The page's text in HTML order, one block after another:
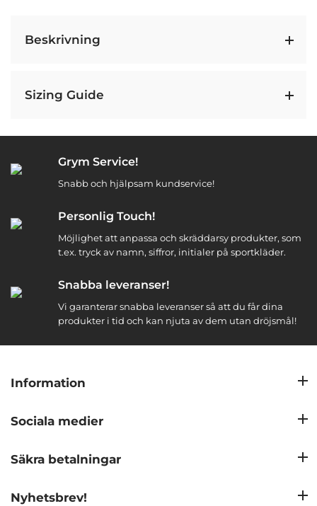
Beskrivning
Sizing Guide
Grym Service!
Snabb och hjälpsam kundservice!
Personlig Touch!
Möjlighet att anpassa och skräddarsy produkter, som
t.ex. tryck av namn, siffror, initialer på sportkläder.
Snabba leveranser!
Vi garanterar snabba leveranser så att du får dina
produkter i tid och kan njuta av dem utan dröjsmål!
Information
Sociala medier
Säkra betalningar
Nyhetsbrev!